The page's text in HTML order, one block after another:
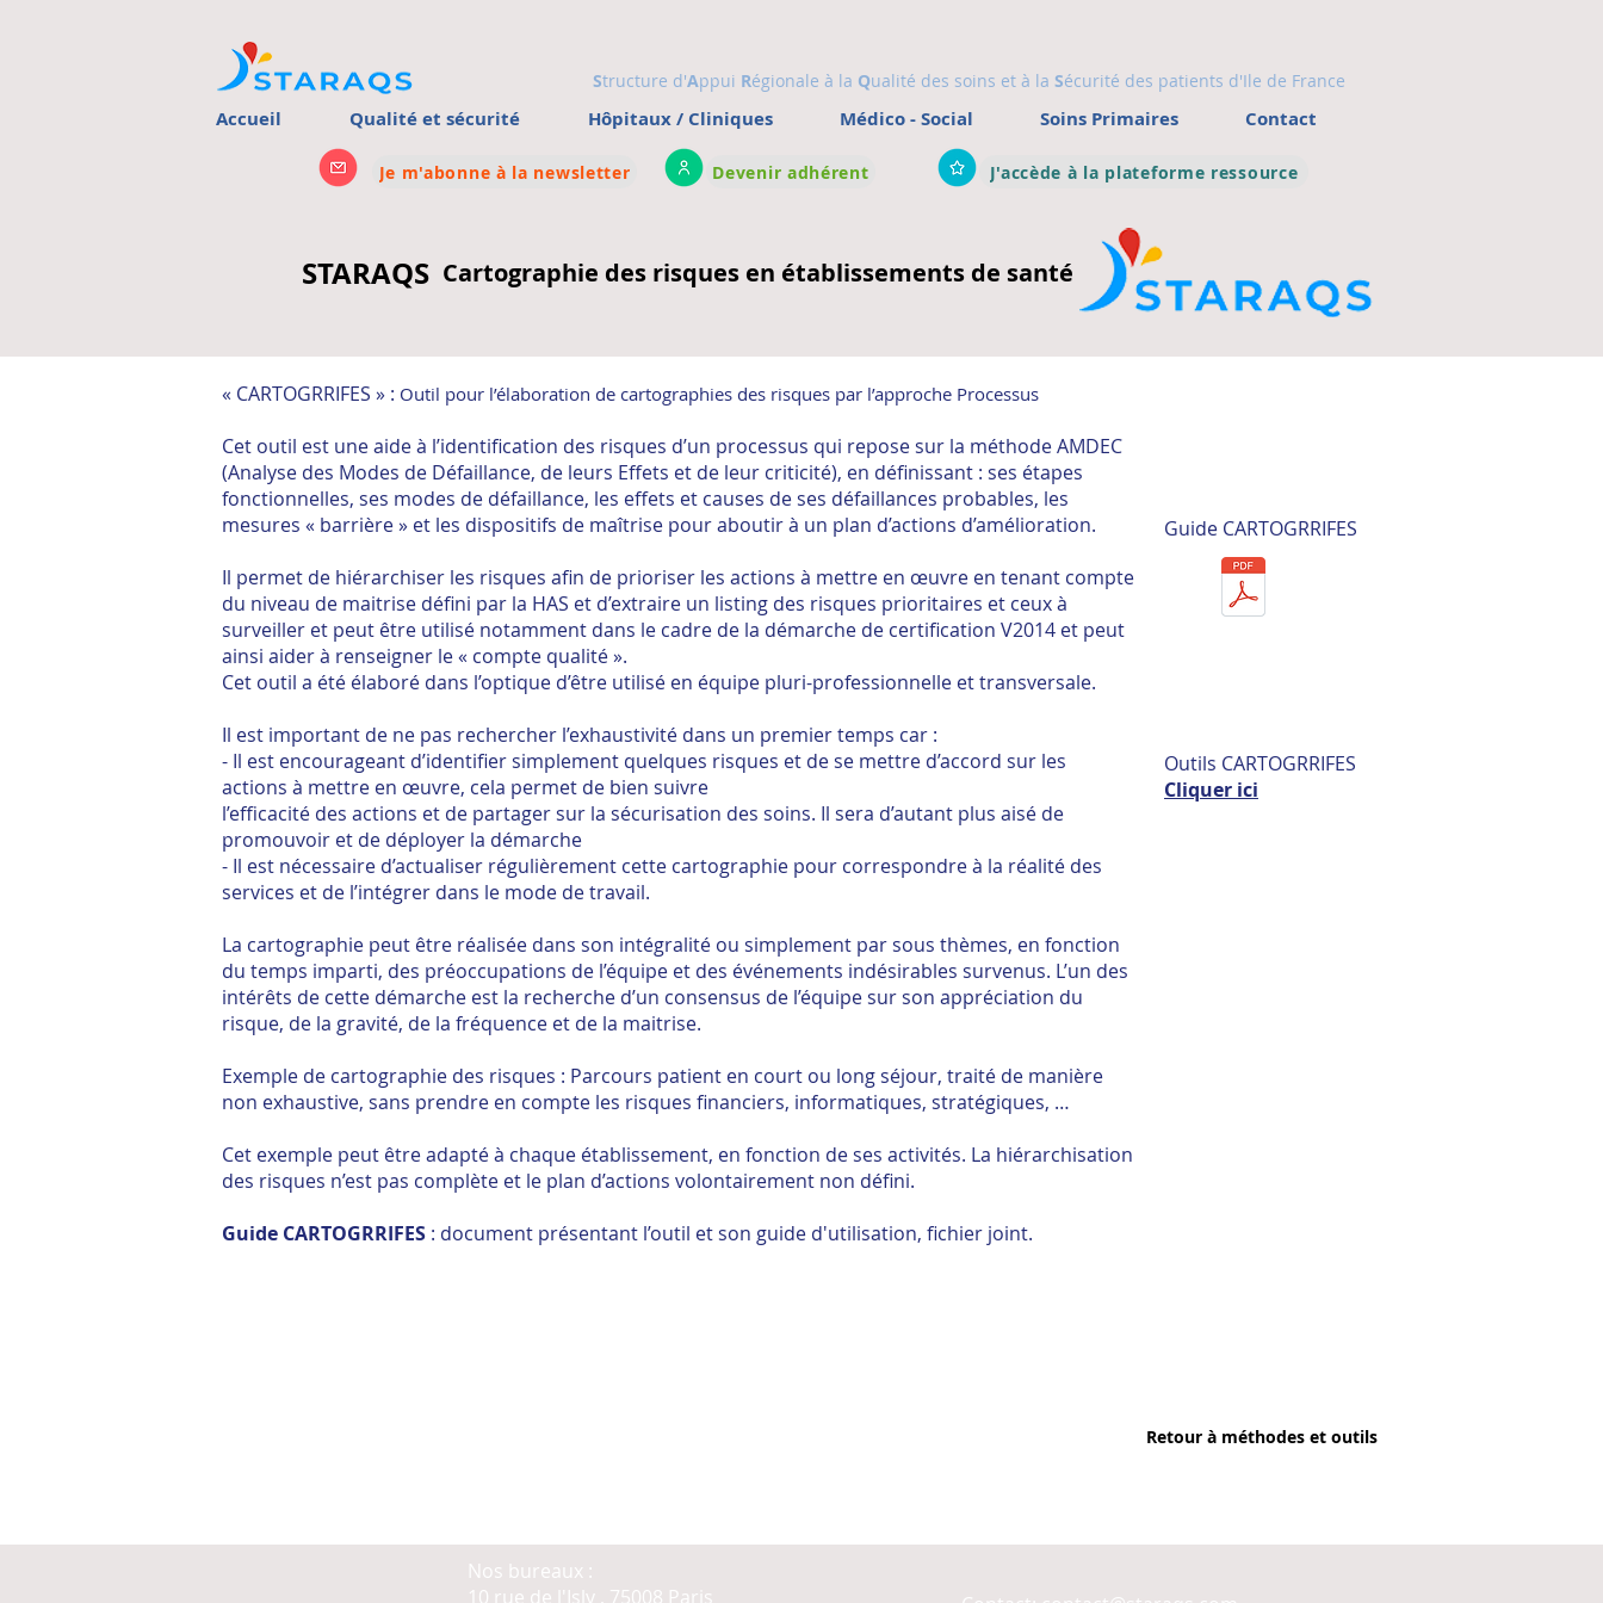
Structure d'Appui Régionale à la Qualité des soins et à la Sécurité des patients d'Ile de France
Accueil Qualité et sécurité Hôpitaux / Cliniques Médico - Social Soins Primaires Contact
Je m'abonne à la newsletter Devenir adhérent J'accède à la plateforme ressource
STARAQS Cartographie des risques en établissements de santé
« CARTOGRRIFES » : Outil pour l’élaboration de cartographies des risques par l’approche Processus
Cet outil est une aide à l’identification des risques d’un processus qui repose sur la méthode AMDEC
(Analyse des Modes de Défaillance, de leurs Effets et de leur criticité), en définissant : ses étapes
fonctionnelles, ses modes de défaillance, les effets et causes de ses défaillances probables, les
mesures « barrière » et les dispositifs de maîtrise pour aboutir à un plan d’actions d’amélioration.
Il permet de hiérarchiser les risques afin de prioriser les actions à mettre en œuvre en tenant compte
du niveau de maitrise défini par la HAS et d’extraire un listing des risques prioritaires et ceux à
surveiller et peut être utilisé notamment dans le cadre de la démarche de certification V2014 et peut
ainsi aider à renseigner le « compte qualité ».
Cet outil a été élaboré dans l’optique d’être utilisé en équipe pluri-professionnelle et transversale.
Il est important de ne pas rechercher l’exhaustivité dans un premier temps car :
- Il est encourageant d’identifier simplement quelques risques et de se mettre d’accord sur les
actions à mettre en œuvre, cela permet de bien suivre
l’efficacité des actions et de partager sur la sécurisation des soins. Il sera d’autant plus aisé de
promouvoir et de déployer la démarche
- Il est nécessaire d’actualiser régulièrement cette cartographie pour correspondre à la réalité des
services et de l’intégrer dans le mode de travail.
La cartographie peut être réalisée dans son intégralité ou simplement par sous thèmes, en fonction
du temps imparti, des préoccupations de l’équipe et des événements indésirables survenus. L’un des
intérêts de cette démarche est la recherche d’un consensus de l’équipe sur son appréciation du
risque, de la gravité, de la fréquence et de la maitrise.
Exemple de cartographie des risques : Parcours patient en court ou long séjour, traité de manière
non exhaustive, sans prendre en compte les risques financiers, informatiques, stratégiques, …
Cet exemple peut être adapté à chaque établissement, en fonction de ses activités. La hiérarchisation
des risques n’est pas complète et le plan d’actions volontairement non défini.
Guide CARTOGRRIFES : document présentant l’outil et son guide d'utilisation, fichier joint.
Guide CARTOGRRIFES
Outils CARTOGRRIFES
Cliquer ici
Retour à méthodes et outils
Nos bureaux :
10 rue de l'Isly , 75008 Paris